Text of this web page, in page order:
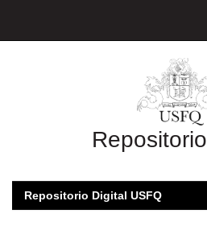
Repositorio
Repositorio Digital USFQ